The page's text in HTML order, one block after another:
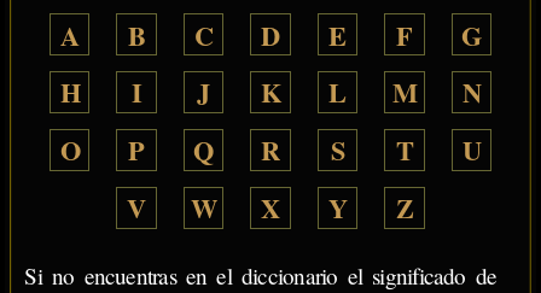
A B C D E F
G
H
I J K L M
N
O
P Q R S T
U
V
W X Y Z
Si no encuentras en el diccionario el significado de